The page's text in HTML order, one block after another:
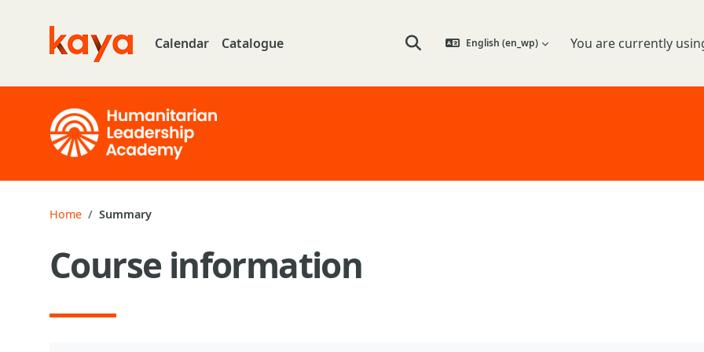
Go to home Calendar Catalogue Toggle search input
English ‎(en_wp)‎ You are currently
Home Summary
Course information